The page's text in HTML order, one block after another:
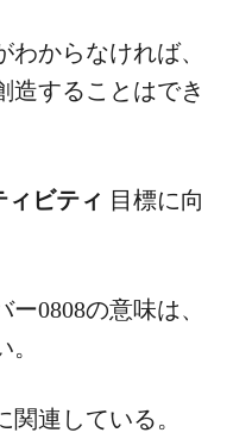
からなければ、
造することはでき
ィビティ 目標に向
0808の意味は、
連している。